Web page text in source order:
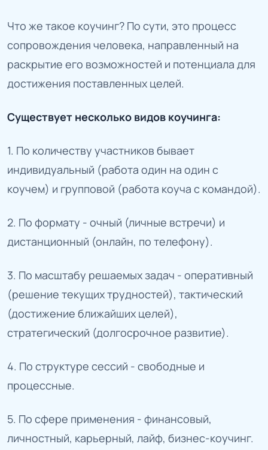
Что же такое коучинг? По сути, это процесс
сопровождения человека, направленный на
раскрытие его возможностей и потенциала для
достижения поставленных целей.
Существует несколько видов коучинга:
1. По количеству участников бывает
индивидуальный (работа один на один с
коучем) и групповой (работа коуча с командой).
2. По формату - очный (личные встречи) и
дистанционный (онлайн, по телефону).
3. По масштабу решаемых задач - оперативный
(решение текущих трудностей), тактический
(достижение ближайших целей),
стратегический (долгосрочное развитие).
4. По структуре сессий - свободные и
процессные.
5. По сфере применения - финансовый,
личностный, карьерный, лайф, бизнес-коучинг.